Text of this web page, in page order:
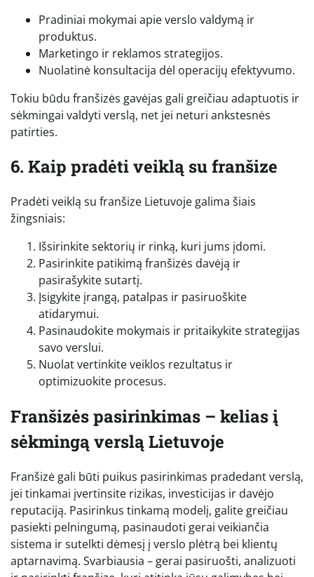
Pradiniai mokymai apie verslo valdymą ir
produktus.
Marketingo ir reklamos strategijos.
Nuolatinė konsultacija dėl operacijų efektyvumo.
Tokiu būdu franšizės gavėjas gali greičiau adaptuotis ir
sėkmingai valdyti verslą, net jei neturi ankstesnės
patirties.
6. Kaip pradėti veiklą su franšize
Pradėti veiklą su franšize Lietuvoje galima šiais
žingsniais:
Išsirinkite sektorių ir rinką, kuri jums įdomi.
Pasirinkite patikimą franšizės davėją ir
pasirašykite sutartį.
Įsigykite įrangą, patalpas ir pasiruoškite
atidarymui.
Pasinaudokite mokymais ir pritaikykite strategijas
savo verslui.
Nuolat vertinkite veiklos rezultatus ir
optimizuokite procesus.
Franšizės pasirinkimas – kelias į
sėkmingą verslą Lietuvoje
Franšizė gali būti puikus pasirinkimas pradedant verslą,
jei tinkamai įvertinsite rizikas, investicijas ir davėjo
reputaciją. Pasirinkus tinkamą modelį, galite greičiau
pasiekti pelningumą, pasinaudoti gerai veikiančia
sistema ir sutelkti dėmesį į verslo plėtrą bei klientų
aptarnavimą. Svarbiausia – gerai pasiruošti, analizuoti